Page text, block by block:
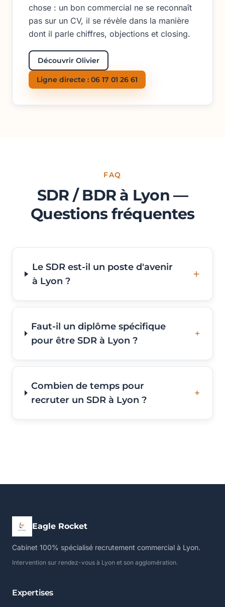
chose : un bon commercial ne se reconnaît
pas sur un CV, il se révèle dans la manière
dont il parle chiffres, objections et closing.
Découvrir Olivier
Ligne directe : 06 17 01 26 61
FAQ
SDR / BDR à Lyon —
Questions fréquentes
Le SDR est-il un poste d'avenir
à Lyon ?
Faut-il un diplôme spécifique
pour être SDR à Lyon ?
Combien de temps pour
recruter un SDR à Lyon ?
Eagle Rocket
Cabinet 100% spécialisé recrutement commercial à Lyon.
Intervention sur rendez-vous à Lyon et son agglomération.
Expertises